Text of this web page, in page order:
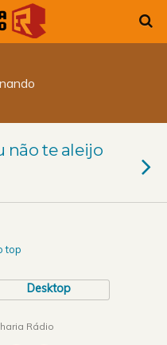
não te aleijo
top
Desktop
Rádio